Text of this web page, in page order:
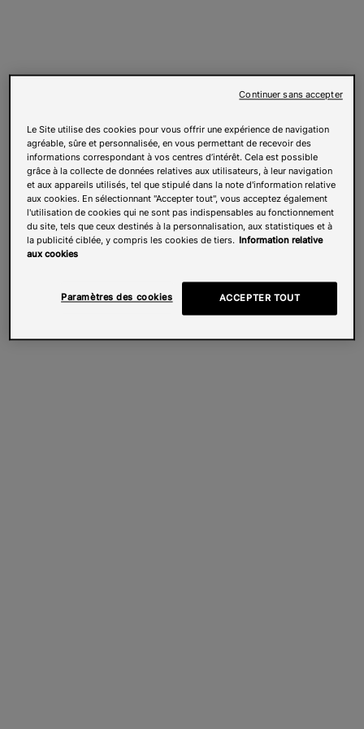
Le Site utilise des cookies pour vous offrir une expérience de navigation
agréable, sûre et personnalisée, en vous permettant de recevoir des
informations correspondant à vos centres d’intérêt. Cela est possible
grâce à la collecte de données relatives aux utilisateurs, à leur navigation
et aux appareils utilisés, tel que stipulé dans la note d'information relative
aux cookies. En sélectionnant "Accepter tout", vous acceptez également
l'utilisation de cookies qui ne sont pas indispensables au fonctionnement
du site, tels que ceux destinés à la personnalisation, aux statistiques et à
la publicité ciblée, y compris les cookies de tiers. Information relative
aux cookies
Paramètres des cookies ACCEPTER TOUT
Continuer sans accepter